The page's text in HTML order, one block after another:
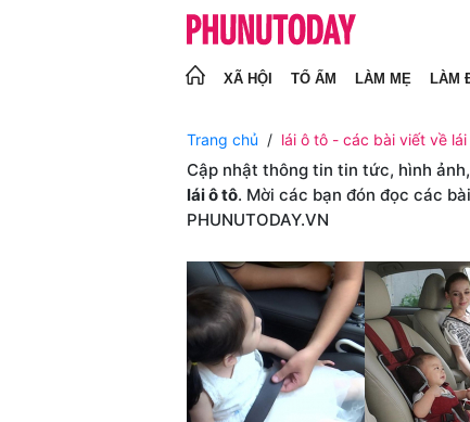
XÃ HỘI TỔ ẤM LÀM MẸ LÀM
Trang chủ lái ô tô - các bài viết về
Cập nhật thông tin tin tức, hình
lái ô tô. Mời các bạn đón đọc các
PHUNUTODAY.VN